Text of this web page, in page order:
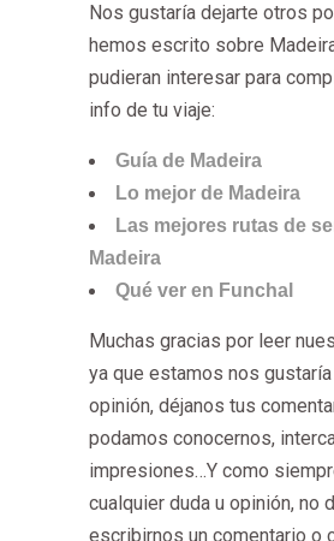
Nos gustaría dejarte otros
hemos escrito sobre
pudieran interesar para
info de tu viaje:
Guía de Madeira
Lo mejor de Madeira
Las mejores rutas de
Madeira
Qué ver en Funchal
Muchas gracias por leer
ya que estamos nos
opinión, déjanos tus
podamos conocernos,
impresiones…Y como
cualquier duda u opinión, no
escribirnos un comentario o